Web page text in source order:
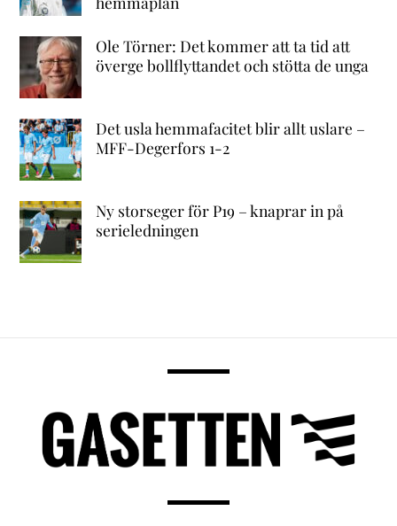
Ole Törner: Det kommer att ta tid att
överge bollflyttandet och stötta de unga
Det usla hemmafacitet blir allt uslare –
MFF-Degerfors 1-2
Ny storseger för P19 – knaprar in på
serieledningen